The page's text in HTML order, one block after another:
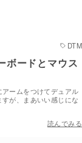
DTM
ボードとマウス
ームをつけてデュアル
が、まあいい感じにな
読んでみる